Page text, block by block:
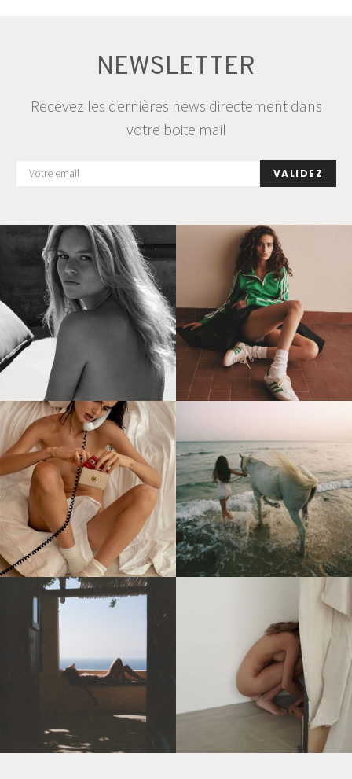
NEWSLETTER
Recevez les dernières news directement dans
votre boite mail
VALIDEZ